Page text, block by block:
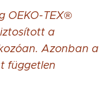
OEKO-TEX®
a
Azonban a
független